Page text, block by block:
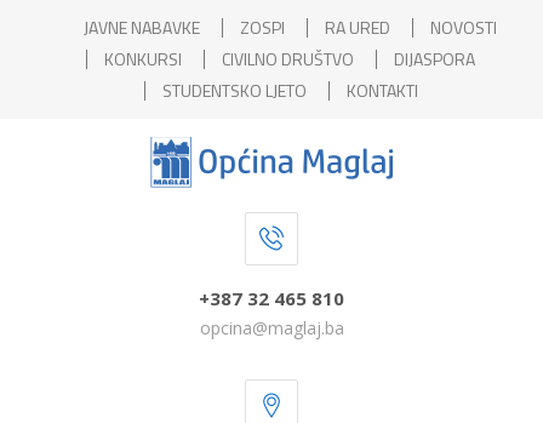
JAVNE NABAVKE ZOSPI RA URED
NOVOSTI
KONKURSI
CIVILNO DRUŠTVO
DIJASPORA
STUDENTSKO LJETO
KONTAKTI
+387 32 465 810
opcina@maglaj.ba